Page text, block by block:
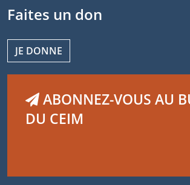
Faites un don
JE DONNE
ABONNEZ-VOUS AU
DU CEIM